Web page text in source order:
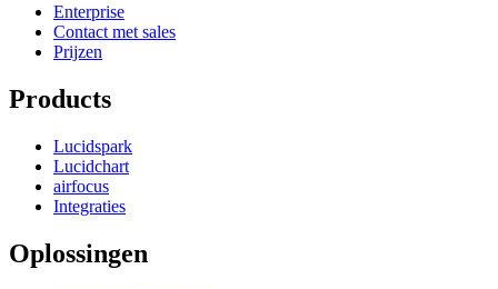
Enterprise
Contact met sales
Prijzen
Products
Lucidspark
Lucidchart
airfocus
Integraties
Oplossingen